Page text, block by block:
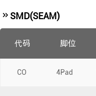
SMD(SEAM)
代码 脚位
CO 4Pad